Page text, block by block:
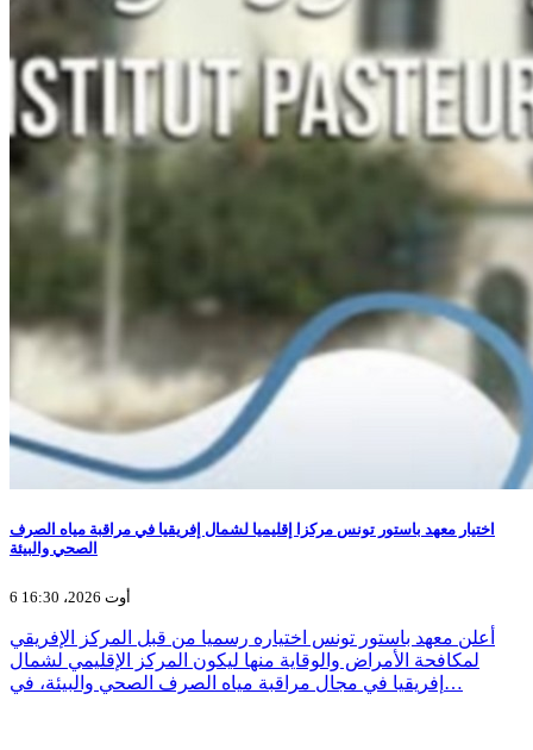
اختيار معهد باستور تونس مركزا إقليميا لشمال إفريقيا في مراقبة مياه الصرف
الصحي والبيئة
6 أوت 2026، 16:30
أعلن معهد باستور تونس اختياره رسميا من قبل المركز الإفريقي
لمكافحة الأمراض والوقاية منها ليكون المركز الإقليمي لشمال
إفريقيا في مجال مراقبة مياه الصرف الصحي والبيئة، في…